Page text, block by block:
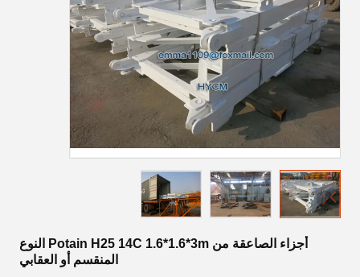
أجزاء الصاعقة من Potain H25 14C 1.6*1.6*3m النوع
المنقسم أو العقابي